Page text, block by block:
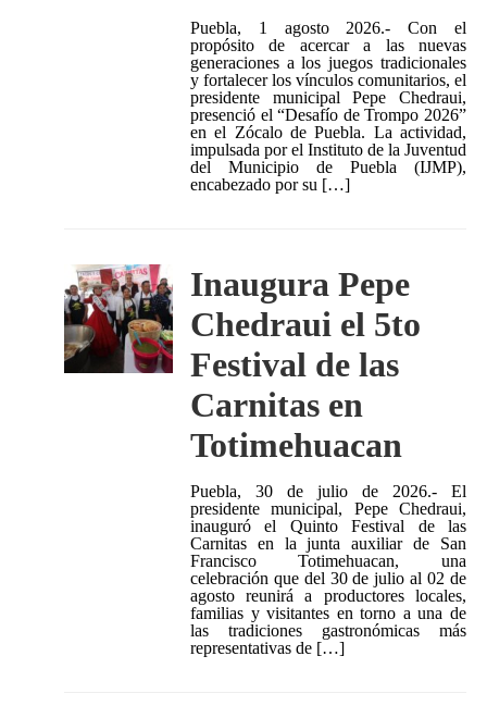
Puebla, 1 agosto 2026.- Con el
propósito de acercar a las nuevas
generaciones a los juegos tradicionales
y fortalecer los vínculos comunitarios, el
presidente municipal Pepe Chedraui,
presenció el “Desafío de Trompo 2026”
en el Zócalo de Puebla. La actividad,
impulsada por el Instituto de la Juventud
del Municipio de Puebla (IJMP),
encabezado por su […]
Inaugura Pepe
Chedraui el 5to
Festival de las
Carnitas en
Totimehuacan
Puebla, 30 de julio de 2026.- El
presidente municipal, Pepe Chedraui,
inauguró el Quinto Festival de las
Carnitas en la junta auxiliar de San
Francisco Totimehuacan, una
celebración que del 30 de julio al 02 de
agosto reunirá a productores locales,
familias y visitantes en torno a una de
las tradiciones gastronómicas más
representativas de […]